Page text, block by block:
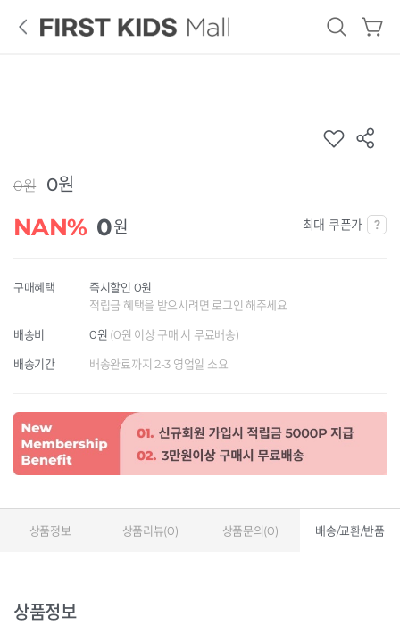
0원 0원
NAN% 0원 최대 쿠폰가
구매혜택
즉시할인 0원
적립금 혜택을 받으시려면 로그인 해주세요
배송비 0원 (0원 이상 구매 시 무료배송)
배송기간 배송완료까지 2-3 영업일 소요
상품정보 상품리뷰(0) 상품문의(0) 배송/교환/반품
상품정보
ALL